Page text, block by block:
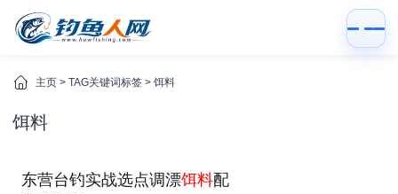
主页 > TAG关键词标签 > 饵料
饵料
东营台钓实战选点调漂饵料配